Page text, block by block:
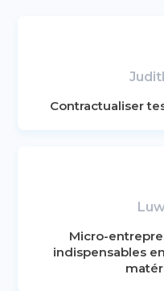
Contractualiser
Micro-
indispensables